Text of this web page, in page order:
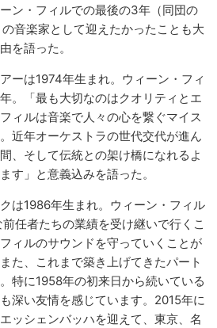
ン・フィルでの最後の3年（同団の
音楽家として迎えたかったことも大
を語った。
ーは1974年生まれ。ウィーン・フィ
。「最も大切なのはクオリティとエ
ィルは音楽で人々の心を繋ぐマイス
近年オーケストラの世代交代が進ん
、そして伝統との架け橋になれるよ
す」と意義込みを語った。
は1986年生まれ。ウィーン・フィル
任者たちの業績を受け継いで行くこ
ィルのサウンドを守っていくことが
た、これまで築き上げてきたパート
特に1958年の初来日から続いている
深い友情を感じています。2015年に
ッシェンバッハを迎えて、東京、名